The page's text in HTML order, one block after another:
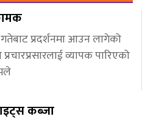
प्रदर्शनमा आउन लागेको
व्यापक पारिएको
कब्जा